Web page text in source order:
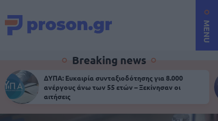
MENU
Breaking news
ΔΥΠΑ: Ευκαιρία συνταξιοδότησης για 8.000
ανέργους άνω των 55 ετών – Ξεκίνησαν οι
αιτήσεις